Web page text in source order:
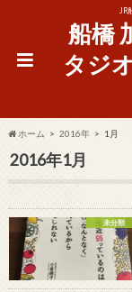
JR
船橋
タジ
ホーム 2016年 1月
2016年1月
未分類